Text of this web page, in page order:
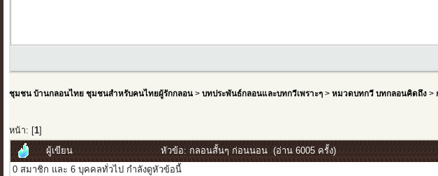
ชุมชน บ้านกลอนไทย ชุมชนสำหรับคนไทยผู้รักกลอน >บทประพันธ์กลอนและบทกวีเพราะๆ >หมวดบทกวี บทกลอนคิดถึง >
หน้า: [1
ผู้เขียน
หัวข้อ: กลอนสั้นๆ ก่อนนอน (อ่าน 6005 ครั้ง)
0 สมาชิก และ 6 บุคคลทั่วไป กำลังดูหัวข้อนี้